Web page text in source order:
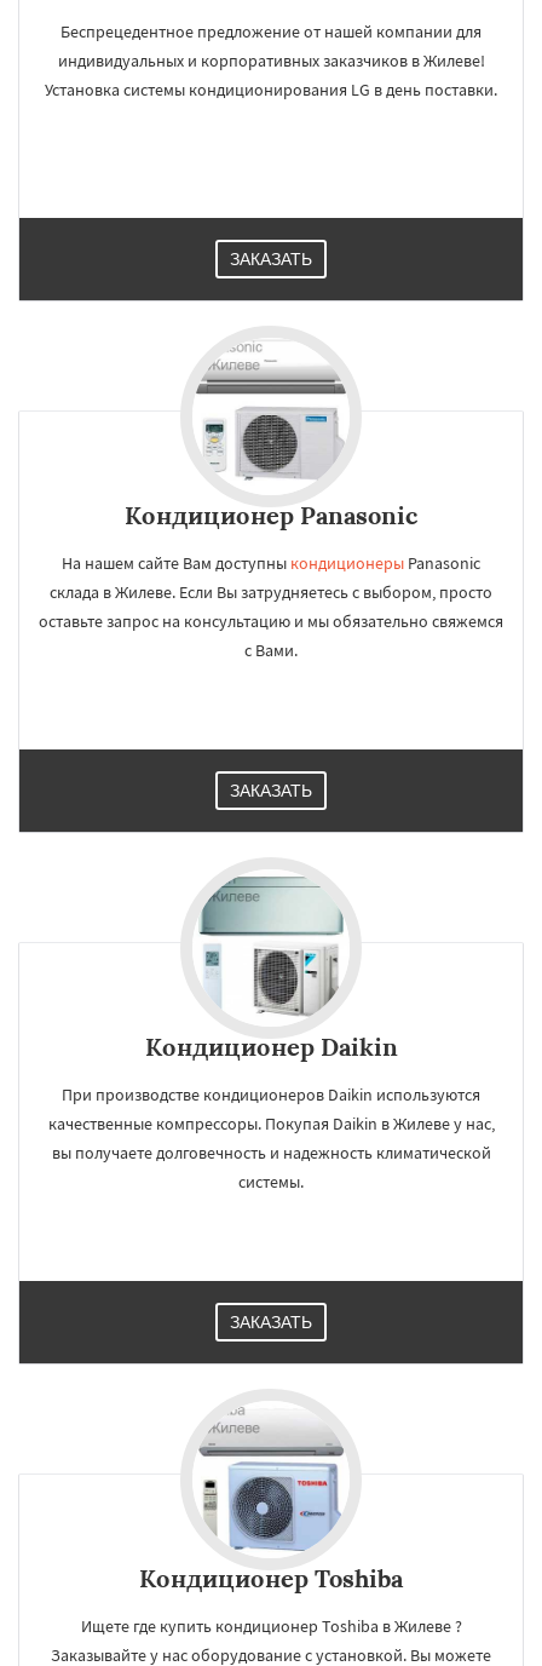
Беспрецедентное предложение от нашей компании для
индивидуальных и корпоративных заказчиков в Жилеве!
Установка системы кондиционирования LG в день поставки.
ЗАКАЗАТЬ
Кондиционер Panasonic
На нашем сайте Вам доступны кондиционеры Panasonic
склада в Жилеве. Если Вы затрудняетесь с выбором, просто
оставьте запрос на консультацию и мы обязательно свяжемся
с Вами.
ЗАКАЗАТЬ
Кондиционер Daikin
При производстве кондиционеров Daikin используются
качественные компрессоры. Покупая Daikin в Жилеве у нас,
вы получаете долговечность и надежность климатической
системы.
ЗАКАЗАТЬ
Кондиционер Toshiba
Ищете где купить кондиционер Toshiba в Жилеве ?
Заказывайте у нас оборудование с установкой. Вы можете